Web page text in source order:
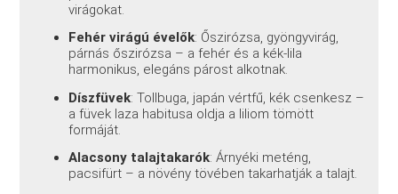
virágokat.
Fehér virágú évelők: Őszirózsa, gyöngyvirág,
párnás őszirózsa – a fehér és a kék-lila
harmonikus, elegáns párost alkotnak.
Díszfüvek: Tollbuga, japán vértfű, kék csenkesz –
a füvek laza habitusa oldja a liliom tömött
formáját.
Alacsony talajtakarók: Árnyéki meténg,
pacsifürt – a növény tövében takarhatják a talajt.